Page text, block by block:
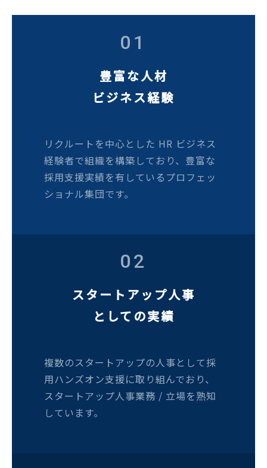
01
豊富な人材
ビジネス経験
リクルートを中心とした HR ビジネス
経験者で組織を構築しており、豊富な
採用支援実績を有しているプロフェッ
ショナル集団です。
02
スタートアップ人事
としての実績
複数のスタートアップの人事として採
用ハンズオン支援に取り組んでおり、
スタートアップ人事業務 / 立場を熟知
しています。